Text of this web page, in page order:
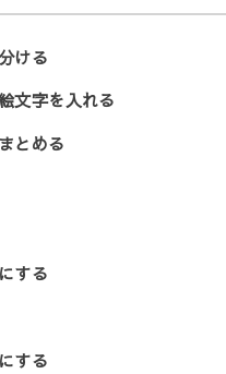
ける
文字を入れる
とめる
する
する